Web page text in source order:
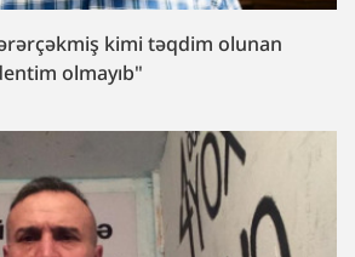
kimi təqdim olunan
olmayıb"